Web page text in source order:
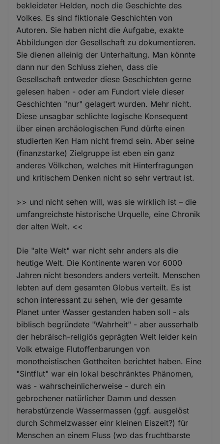
bekleideter Helden, noch die Geschichte des
Volkes. Es sind fiktionale Geschichten von
Autoren. Sie haben nicht die Aufgabe, exakte
Abbildungen der Gesellschaft zu dokumentieren.
Sie dienen alleinig der Unterhaltung. Man könnte
dann nur den Schluss ziehen, dass die
Gesellschaft entweder diese Geschichten gerne
gelesen haben - oder am Fundort viele dieser
Geschichten "nur" gelagert wurden. Mehr nicht.
Diese unsagbar schlichte logische Konsequent
über einen archäologischen Fund dürfte einen
studierten Ken Ham nicht fremd sein. Aber seine
(finanzstarke) Zielgruppe ist eben ein ganz
anderes Völkchen, welches mit Hinterfragungen
und kritischem Denken nicht so sehr vertraut ist.
>> und nicht sehen will, was sie wirklich ist – die
umfangreichste historische Urquelle, eine Chronik
der alten Welt. <<
Die "alte Welt" war nicht sehr anders als die
heutige Welt. Die Kontinente waren vor 6000
Jahren nicht besonders anders verteilt. Menschen
lebten auf dem gesamten Globus verteilt. Es ist
schon interessant zu sehen, wie der gesamte
Planet unter Wasser gestanden haben soll - als
biblisch begründete "Wahrheit" - aber ausserhalb
der hebräisch-religiös geprägten Welt leider kein
Volk etwaige Flutoffenbarungen von
monotheistischen Gottheiten berichtet haben. Eine
"Sintflut" war ein lokal beschränktes Phänomen,
was - wahrscheinlicherweise - durch ein
gebrochener natürlicher Damm und dessen
herabstürzende Wassermassen (ggf. ausgelöst
durch Schmelzwasser einr kleinen Eiszeit?) für
Menschen an einem Fluss (wo das fruchtbarste